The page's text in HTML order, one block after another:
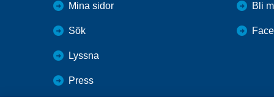
Mina sidor
Sök
Lyssna
Press
Bli